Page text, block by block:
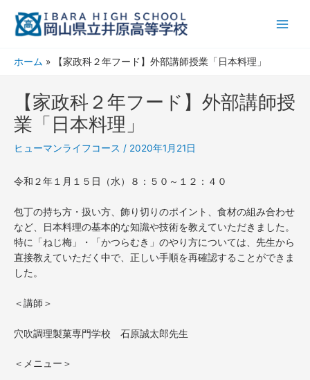
ホーム 【家政科２年フード】外部講師授業「日本料理」
【家政科２年フード】外部講師授
業「日本料理」
ヒューマンライフコース / 2020年1月21日
令和２年１月１５日（水）８：５０～１２：４０
包丁の持ち方・扱い方、飾り切りのポイント、食材の組み合わせ
など、日本料理の基本的な知識や技術を教えていただきました。
特に「ねじ梅」・「かつらむき」のやり方については、先生から
直接教えていただく中で、正しい手順を再確認することができま
した。
＜講師＞
穴吹調理製菓専門学校 石原誠太郎先生
＜メニュー＞